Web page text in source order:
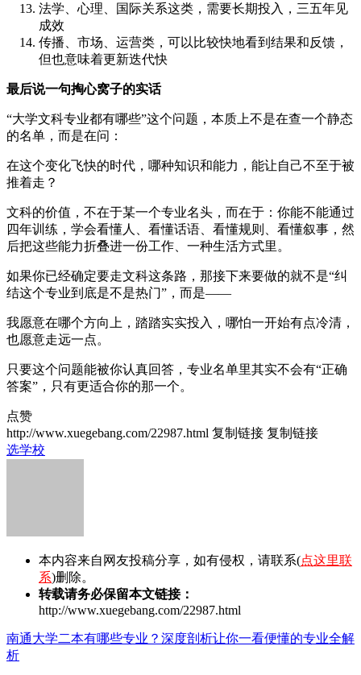
法学、心理、国际关系这类，需要长期投入，三五年见
成效
传播、市场、运营类，可以比较快地看到结果和反馈，
但也意味着更新迭代快
最后说一句掏心窝子的实话
“大学文科专业都有哪些”这个问题，本质上不是在查一个静态
的名单，而是在问：
在这个变化飞快的时代，哪种知识和能力，能让自己不至于被
推着走？
文科的价值，不在于某一个专业名头，而在于：你能不能通过
四年训练，学会看懂人、看懂话语、看懂规则、看懂叙事，然
后把这些能力折叠进一份工作、一种生活方式里。
如果你已经确定要走文科这条路，那接下来要做的就不是“纠
结这个专业到底是不是热门”，而是——
我愿意在哪个方向上，踏踏实实投入，哪怕一开始有点冷清，
也愿意走远一点。
只要这个问题能被你认真回答，专业名单里其实不会有“正确
答案”，只有更适合你的那一个。
点赞
http://www.xuegebang.com/22987.html 复制链接 复制链接
选学校
本内容来自网友投稿分享，如有侵权，请联系(点这里联
系)删除。
转载请务必保留本文链接：
http://www.xuegebang.com/22987.html
南通大学二本有哪些专业？深度剖析让你一看便懂的专业全解
析